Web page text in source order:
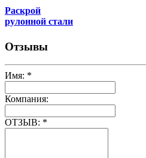
Раскрой
рулонной стали
Отзывы
Имя: *
Компания:
ОТЗЫВ: *